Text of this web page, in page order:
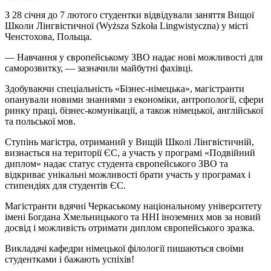
З 28 січня до 7 лютого студентки відвідували заняття Вищої
Школи Лінгвістичної (Wyższa Szkoła Lingwistyczna) у місті
Ченстохова, Польща.
— Навчання у європейському ЗВО надає нові можливості для
саморозвитку, — зазначили майбутні фахівці.
Здобуваючи спеціальність «Бізнес-німецька», магістранти
опанували новими знаннями з економіки, антропології, сфери
ринку праці, бізнес-комунікації, а також німецької, англійської
та польської мов.
Ступінь магістра, отриманий у Вищій Школі Лінгвістичній,
визнається на території ЄС, а участь у програмі «Подвійний
диплом» надає статус студента європейського ЗВО та
відкриває унікальні можливості брати участь у програмах і
стипендіях для студентів ЄС.
Магістранти вдячні Черкаському національному університету
імені Богдана Хмельницького та ННІ іноземних мов за новий
досвід і можливість отримати диплом європейського зразка.
Викладачі кафедри німецької філології пишаються своїми
студентками і бажають успіхів!